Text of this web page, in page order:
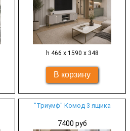
h 466 х 1590 х 348
"Триумф" Комод 3 ящика
7400 руб